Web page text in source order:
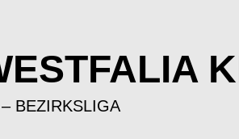
BEZIRKSLIGA